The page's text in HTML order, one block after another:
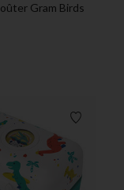
Gram Birds
Liste de